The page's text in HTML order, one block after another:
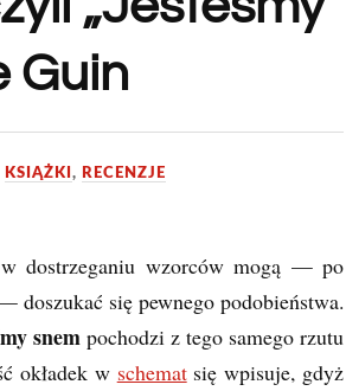
Guin
KSIĄŻKI, RECENZJE
w dostrzeganiu wzorców mogą — po
doszukać się pewnego podobieństwa.
snem pochodzi z tego samego rzutu
okładek w schematsię wpisuje, gdyż